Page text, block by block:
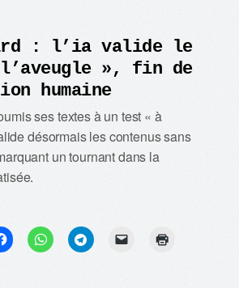
: l’ia valide le
», fin de
humaine
ses textes à un test « à
désormais les contenus sans
un tournant dans la